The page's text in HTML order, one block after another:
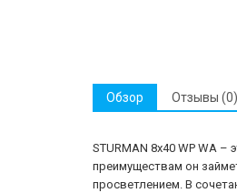
Обзор Отзывы (0)
STURMAN 8x40 WP WA
преимуществам он
просветлением. В